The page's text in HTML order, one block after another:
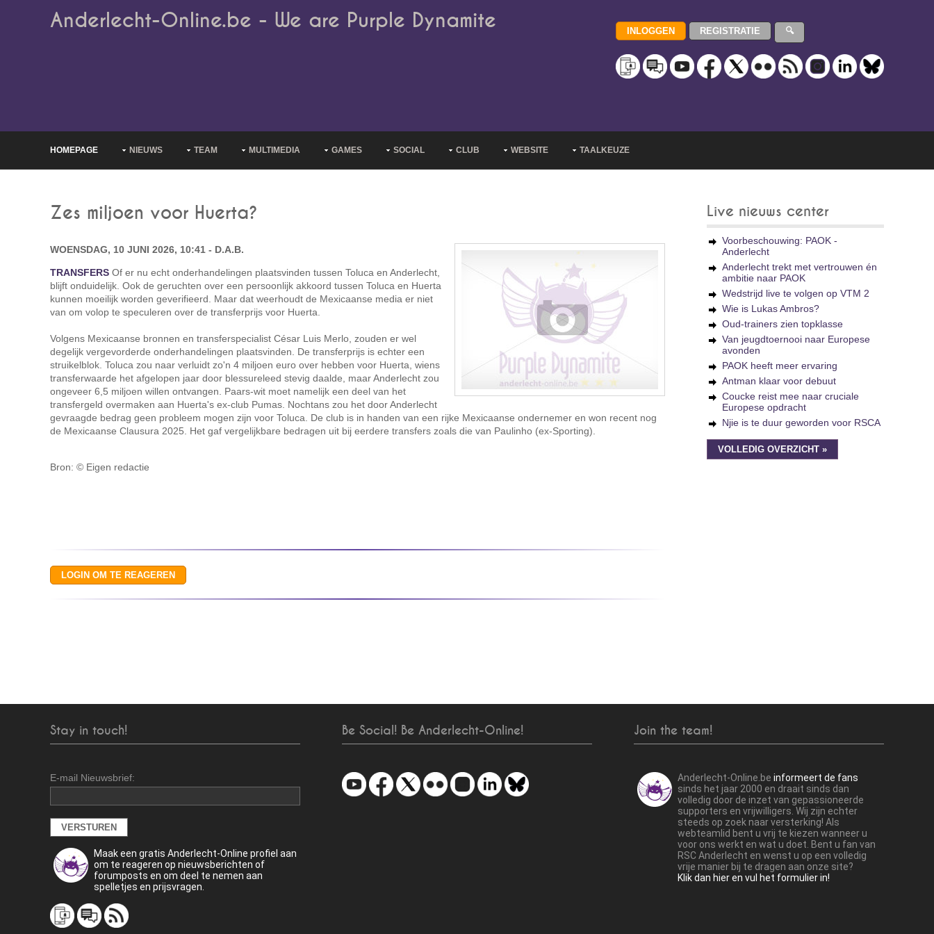
Anderlecht-Online.be - We are Purple Dynamite
HOMEPAGE NIEUWS TEAM MULTIMEDIA GAMES SOCIAL CLUB WEBSITE TAALKEUZE
Zes miljoen voor Huerta?
WOENSDAG, 10 JUNI 2026, 10:41 - D.A.B.
TRANSFERS Of er nu echt onderhandelingen plaatsvinden tussen Toluca en Anderlecht,
blijft onduidelijk. Ook de geruchten over een persoonlijk akkoord tussen Toluca en Huerta
kunnen moeilijk worden geverifieerd. Maar dat weerhoudt de Mexicaanse media er niet
van om volop te speculeren over de transferprijs voor Huerta.
Volgens Mexicaanse bronnen en transferspecialist César Luis Merlo, zouden er wel
degelijk vergevorderde onderhandelingen plaatsvinden. De transferprijs is echter een
struikelblok. Toluca zou naar verluidt zo'n 4 miljoen euro over hebben voor Huerta, wiens
transferwaarde het afgelopen jaar door blessureleed stevig daalde, maar Anderlecht zou
ongeveer 6,5 miljoen willen ontvangen. Paars-wit moet namelijk een deel van het
transfergeld overmaken aan Huerta's ex-club Pumas. Nochtans zou het door Anderlecht
gevraagde bedrag geen probleem mogen zijn voor Toluca. De club is in handen van een rijke Mexicaanse ondernemer en won recent nog
de Mexicaanse Clausura 2025. Het gaf vergelijkbare bedragen uit bij eerdere transfers zoals die van Paulinho (ex-Sporting).
Bron: © Eigen redactie
Live nieuws center
Voorbeschouwing: PAOK -
Anderlecht
Anderlecht trekt met vertrouwen én
ambitie naar PAOK
Wedstrijd live te volgen op VTM 2
Wie is Lukas Ambros?
Oud-trainers zien topklasse
Van jeugdtoernooi naar Europese
avonden
PAOK heeft meer ervaring
Antman klaar voor debuut
Coucke reist mee naar cruciale
Europese opdracht
Njie is te duur geworden voor RSCA
VOLLEDIG OVERZICHT »
Stay in touch!
E-mail Nieuwsbrief:
Maak een gratis Anderlecht-Online profiel aan
om te reageren op nieuwsberichten of
forumposts en om deel te nemen aan
spelletjes en prijsvragen.
Be Social! Be Anderlecht-Online! Join the team!
Anderlecht-Online.be informeert de fans
sinds het jaar 2000 en draait sinds dan
volledig door de inzet van gepassioneerde
supporters en vrijwilligers. Wij zijn echter
steeds op zoek naar versterking! Als
webteamlid bent u vrij te kiezen wanneer u
voor ons werkt en wat u doet. Bent u fan van
RSC Anderlecht en wenst u op een volledig
vrije manier bij te dragen aan onze site?
Klik dan hier en vul het formulier in!